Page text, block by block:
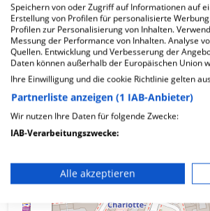
Wie ist die Telefonnummer
Karte
+
Speichern von oder Zugriff auf Informationen auf
Erstellung von Profilen für personalisierte
Profilen zur Personalisierung von Inhalten.
Messung der Performance von Inhalten. Analyse
Quellen. Entwicklung und Verbesserung der
Daten können außerhalb der Europäischen Union
Ihre Einwilligung und die cookie Richtlinie gelten
Partnerliste anzeigen (1 IAB-Anbieter)
Wir nutzen Ihre Daten für folgende Zwecke:
IAB-Verarbeitungszwecke:
Verwendung reduzierter Daten zur
Alle akzeptieren